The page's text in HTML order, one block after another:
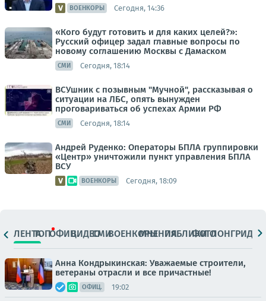
ВОЕНКОРЫ Сегодня, 14:36
«Кого будут готовить и для каких целей?»:
Русский офицер задал главные вопросы по
новому соглашению Москвы с Дамаском
СМИ Сегодня, 18:14
ВСУшник с позывным "Мучной", рассказывая о
ситуации на ЛБС, опять вынужден
проговариваться об успехах Армии РФ
СМИ Сегодня, 18:14
Андрей Руденко: Операторы БПЛА группировки
«Центр» уничтожили пункт управления БПЛА
ВСУ
ВОЕНКОРЫ Сегодня, 18:09
ЛЕНТАТОПОФИЦ.ВИДЕОСМИВОЕНКОРЫМНЕНИЯПАБЛИКИ
ФОТОЛОНГРИДЫ
Анна Кондрыкинская: Уважаемые строители,
ветераны отрасли и все причастные!
ОФИЦ. 19:02